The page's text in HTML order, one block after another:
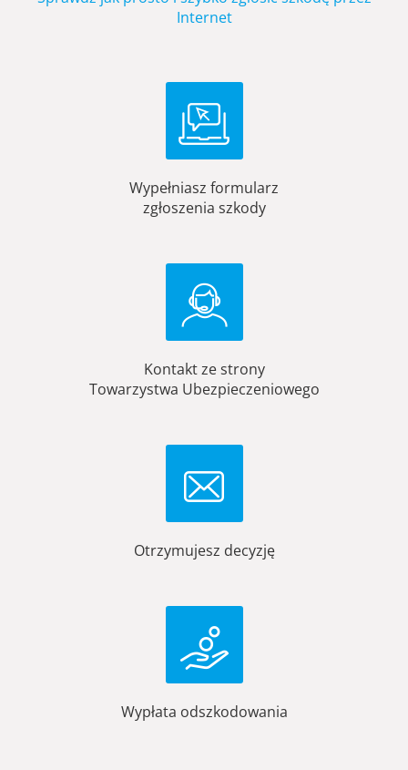
Internet
Wypełniasz formularz
zgłoszenia szkody
Kontakt ze strony
Towarzystwa Ubezpieczeniowego
Otrzymujesz decyzję
Wypłata odszkodowania